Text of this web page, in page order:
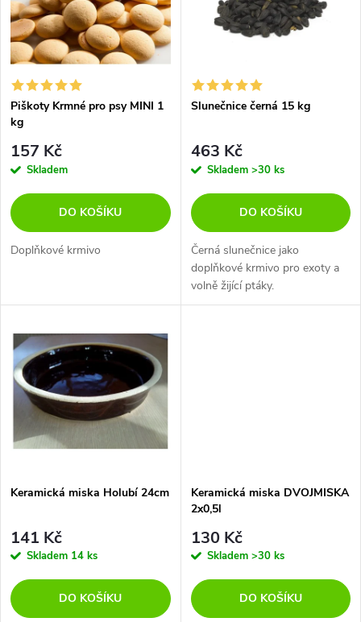
n
í
p
r
o
d
k
t
ů
p
i
s
p
r
o
d
u
k
t
ů
Piškoty Krmné pro psy MINI 1
kg
157 Kč
Skladem
DO KOŠÍKU
Doplňkové krmivo
Slunečnice černá 15 kg
463 Kč
Skladem >30 ks
DO KOŠÍKU
Černá slunečnice jako
doplňkové krmivo pro exoty a
volně žijící ptáky.
Keramická miska Holubí 24cm
141 Kč
Skladem 14 ks
DO KOŠÍKU
Keramická miska DVOJMISKA
2x0,5l
130 Kč
Skladem >30 ks
DO KOŠÍKU